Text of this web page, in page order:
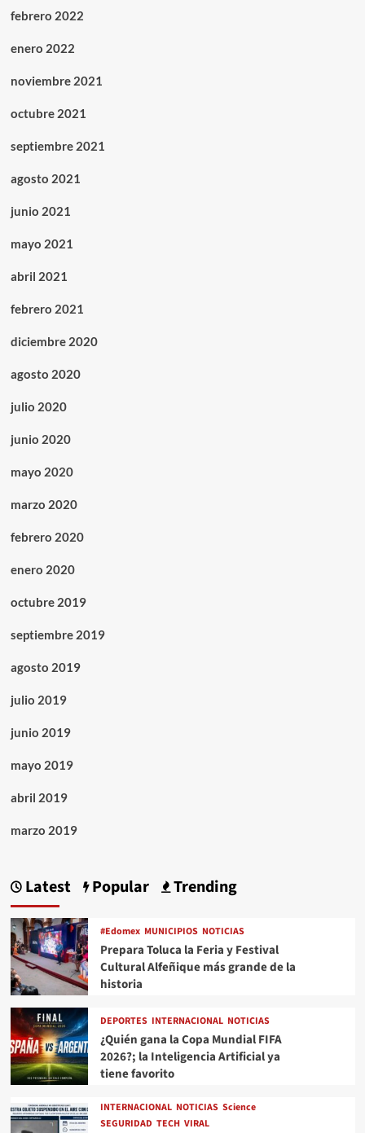
febrero 2022
enero 2022
noviembre 2021
octubre 2021
septiembre 2021
agosto 2021
junio 2021
mayo 2021
abril 2021
febrero 2021
diciembre 2020
agosto 2020
julio 2020
junio 2020
mayo 2020
marzo 2020
febrero 2020
enero 2020
octubre 2019
septiembre 2019
agosto 2019
julio 2019
junio 2019
mayo 2019
abril 2019
marzo 2019
Latest Popular Trending
#Edomex MUNICIPIOS NOTICIAS
Prepara Toluca la Feria y Festival
Cultural Alfeñique más grande de la
historia
DEPORTES INTERNACIONAL NOTICIAS
¿Quién gana la Copa Mundial FIFA
2026?; la Inteligencia Artificial ya
tiene favorito
INTERNACIONAL NOTICIAS Science
SEGURIDAD TECH VIRAL